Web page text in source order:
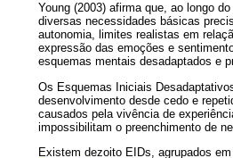
Young (2003) afirma que, ao longo
diversas necessidades básicas
autonomia, limites realistas em
expressão das emoções e
esquemas mentais desadaptados e
Os Esquemas Iniciais
desenvolvimento desde cedo e
causados pela vivência de
impossibilitam o preenchimento de
Existem dezoito EIDs, agrupados